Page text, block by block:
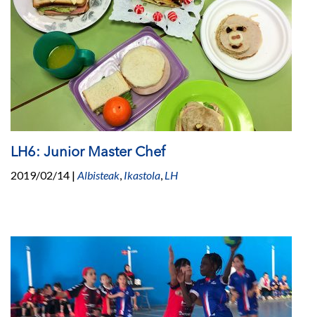
LH6: Junior Master Chef
2019/02/14 | Albisteak, Ikastola, LH